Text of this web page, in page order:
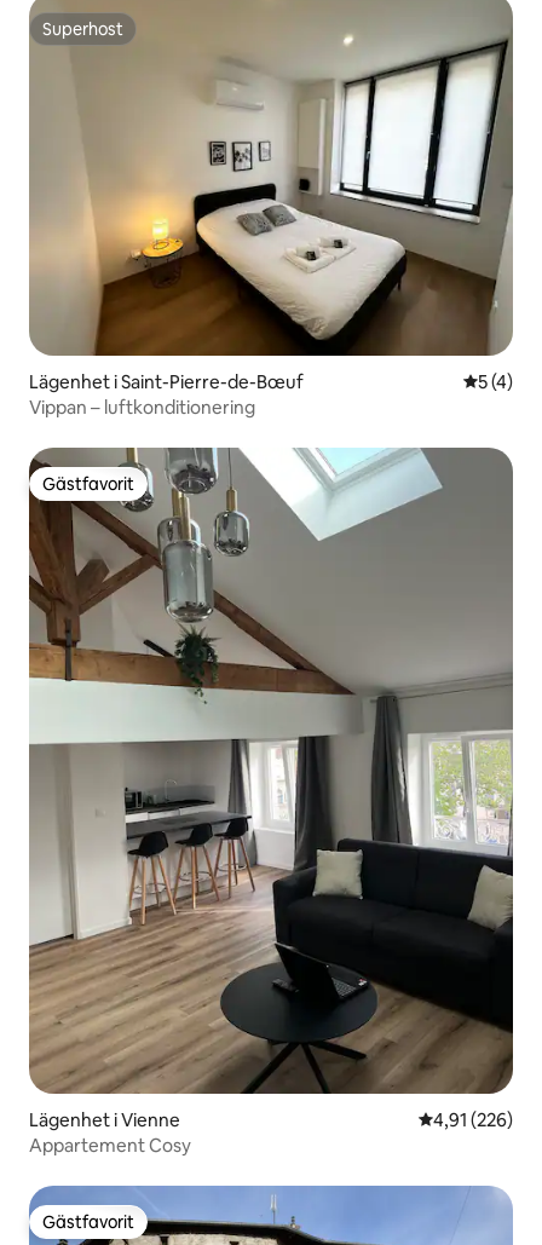
Superhost
Superhost
Lägenhet i Saint-Pierre-de-Bœuf 5 av 5 i
5 (4)
Vippan – luftkonditionering
Gästfavorit
Gästfavorit
Lägenhet i Vienne 4,91 av 5 i
4,91 (226)
Appartement Cosy
Gästfavorit
Gästfavorit